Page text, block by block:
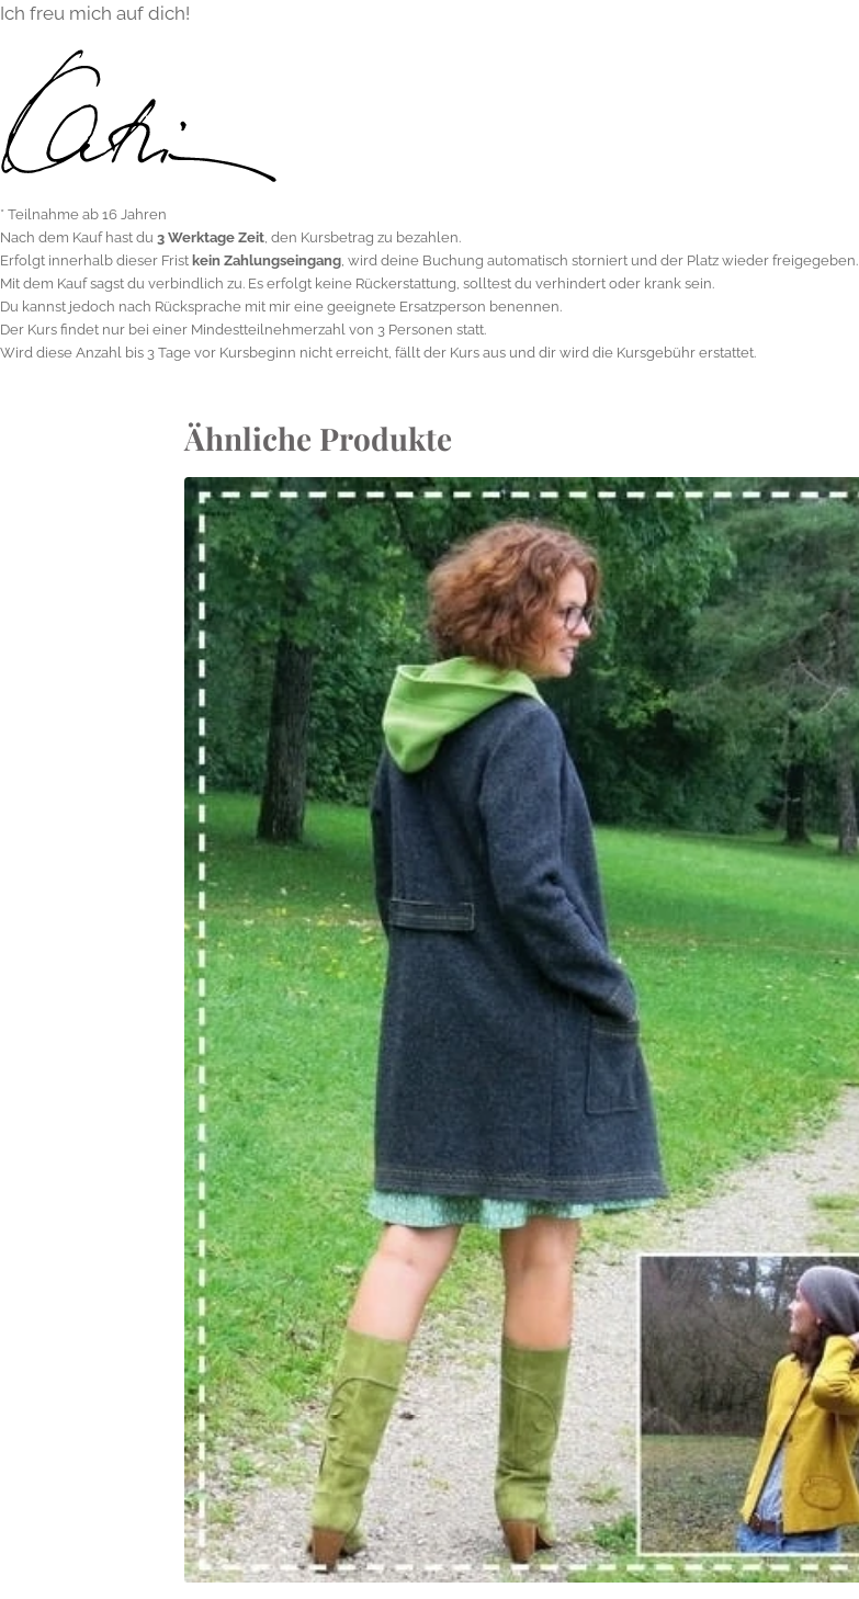
Ich freu mich auf dich!
* Teilnahme ab 16 Jahren
Nach dem Kauf hast du 3 Werktage Zeit , den Kursbetrag zu bezahlen.
Erfolgt innerhalb dieser Fristkein Zahlungseingang , wird deine Buchung automatisch storniert und der Platz wieder freigegeben.
Mit dem Kauf sagst du verbindlich zu. Es erfolgt keine Rückerstattung, solltest du verhindert oder krank sein.
Du kannst jedoch nach Rücksprache mit mir eine geeignete Ersatzperson benennen.
Der Kurs findet nur bei einer Mindestteilnehmerzahl von 3 Personen statt.
Wird diese Anzahl bis 3 Tage vor Kursbeginn nicht erreicht, fällt der Kurs aus und dir wird die Kursgebühr erstattet.
Ähnliche Produkte